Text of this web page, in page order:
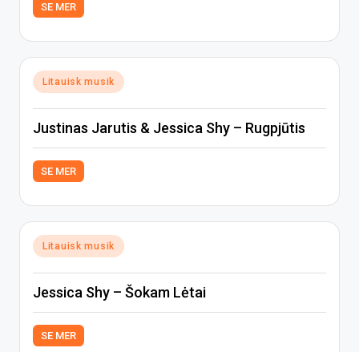
SE MER
Posted
in
Litauisk musik
Justinas Jarutis & Jessica Shy – Rugpjūtis
SE MER
Posted
in
Litauisk musik
Jessica Shy – Šokam Lėtai
SE MER